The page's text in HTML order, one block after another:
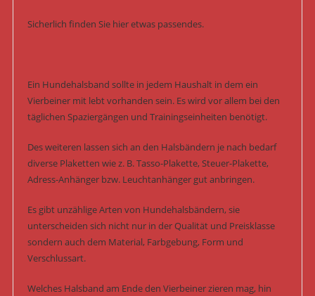
Sicherlich finden Sie hier etwas passendes.
Ein Hundehalsband sollte in jedem Haushalt in dem ein
Vierbeiner mit lebt vorhanden sein. Es wird vor allem bei den
täglichen Spaziergängen und Trainingseinheiten benötigt.
Des weiteren lassen sich an den Halsbändern je nach bedarf
diverse Plaketten wie z. B. Tasso-Plakette, Steuer-Plakette,
Adress-Anhänger bzw. Leuchtanhänger gut anbringen.
Es gibt unzählige Arten von Hundehalsbändern, sie
unterscheiden sich nicht nur in der Qualität und Preisklasse
sondern auch dem Material, Farbgebung, Form und
Verschlussart.
Welches Halsband am Ende den Vierbeiner zieren mag, hin